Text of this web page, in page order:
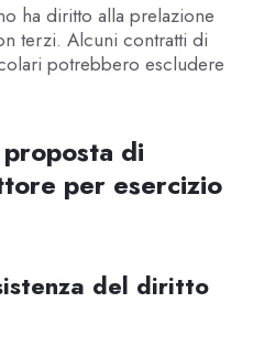
ha diritto alla prelazione
terzi. Alcuni contratti di
potrebbero escludere
di
per esercizio
del diritto